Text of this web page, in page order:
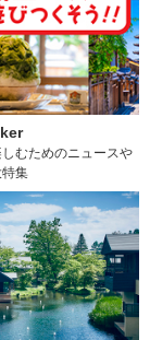
むためのニュースや
特集